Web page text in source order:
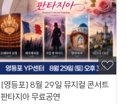
[영등포] 8월 29일 뮤지컬 콘서트
판타지아 무료공연